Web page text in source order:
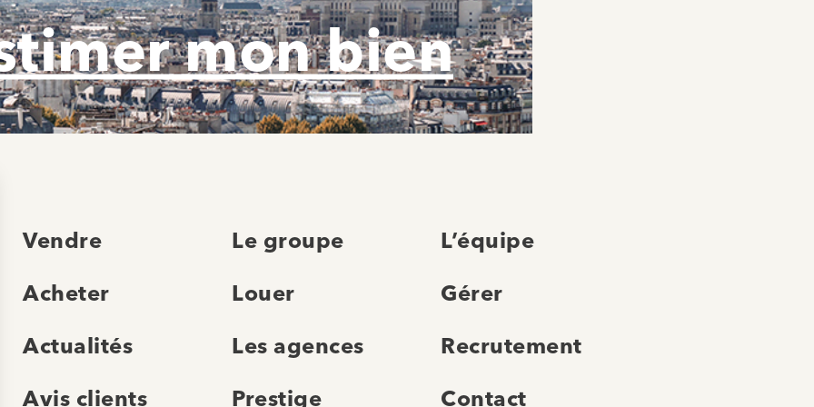
mon bien
Vendre Le groupe L’équipe
Acheter Louer Gérer
Actualités Les agences Recrutement
Avis clients Prestige Contact